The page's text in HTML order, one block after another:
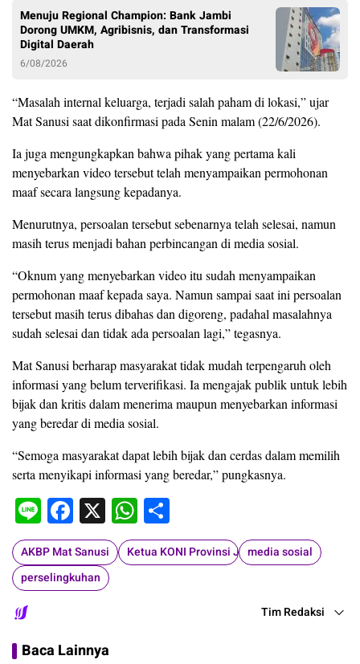
Menuju Regional Champion: Bank Jambi
Dorong UMKM, Agribisnis, dan Transformasi
Digital Daerah
6/08/2026
“Masalah internal keluarga, terjadi salah paham di lokasi,” ujar
Mat Sanusi saat dikonfirmasi pada Senin malam (22/6/2026).
Ia juga mengungkapkan bahwa pihak yang pertama kali
menyebarkan video tersebut telah menyampaikan permohonan
maaf secara langsung kepadanya.
Menurutnya, persoalan tersebut sebenarnya telah selesai, namun
masih terus menjadi bahan perbincangan di media sosial.
“Oknum yang menyebarkan video itu sudah menyampaikan
permohonan maaf kepada saya. Namun sampai saat ini persoalan
tersebut masih terus dibahas dan digoreng, padahal masalahnya
sudah selesai dan tidak ada persoalan lagi,” tegasnya.
Mat Sanusi berharap masyarakat tidak mudah terpengaruh oleh
informasi yang belum terverifikasi. Ia mengajak publik untuk lebih
bijak dan kritis dalam menerima maupun menyebarkan informasi
yang beredar di media sosial.
“Semoga masyarakat dapat lebih bijak dan cerdas dalam memilih
serta menyikapi informasi yang beredar,” pungkasnya.
LineFacebook
X WhatsApp
AKBP Mat Sanusi Ketua KONI Provinsi Jambimedia sosial
perselingkuhan
Tim Redaksi
Baca Lainnya